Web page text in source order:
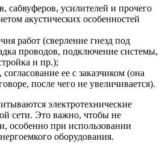
сабвуферов, усилителей и прочего
акустических особенностей
работ (сверление гнезд под
проводов, подключение системы,
и пр.);
ее с заказчиком (она
после чего не увеличивается).
электротехнические
сети. Это важно, чтобы не
особенно при использовании
оборудования.